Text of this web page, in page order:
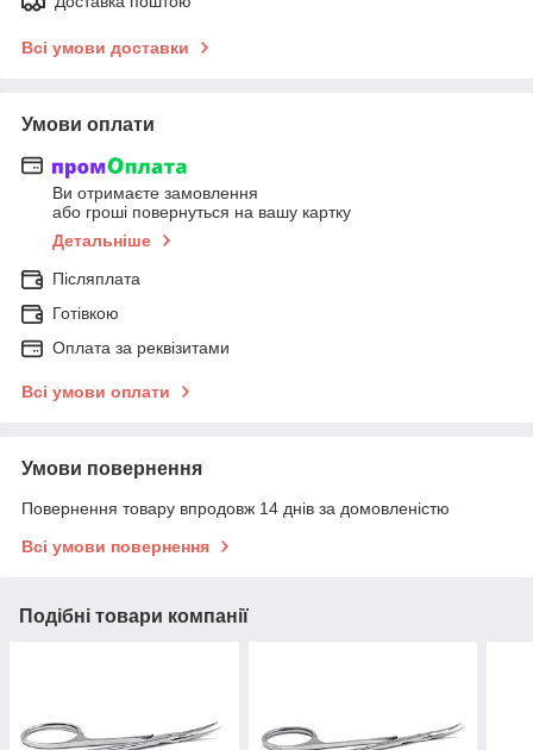
Всі умови доставки
Умови оплати
Ви отримаєте замовлення
або гроші повернуться на вашу картку
Детальніше
Післяплата
Готівкою
Оплата за реквізитами
Всі умови оплати
Умови повернення
Повернення товару впродовж 14 днів за домовленістю
Всі умови повернення
Подібні товари компанії